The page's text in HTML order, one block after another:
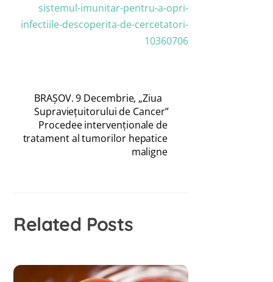
sistemul-imunitar-pentru-a-opri-
infectiile-descoperita-de-cercetatori-
10360706
BRAȘOV. 9 Decembrie, „Ziua
Supraviețuitorului de Cancer”
Procedee intervenţionale de
tratament al tumorilor hepatice
maligne
Related Posts